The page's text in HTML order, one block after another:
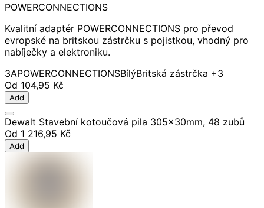
POWERCONNECTIONS
Kvalitní adaptér POWERCONNECTIONS pro převod
evropské na britskou zástrčku s pojistkou, vhodný pro
nabíječky a elektroniku.
3APOWERCONNECTIONSBílýBritská zástrčka +3
Od 104,95 Kč
Add
Dewalt Stavební kotoučová pila 305x30mm, 48 zubů
Od 1 216,95 Kč
Add